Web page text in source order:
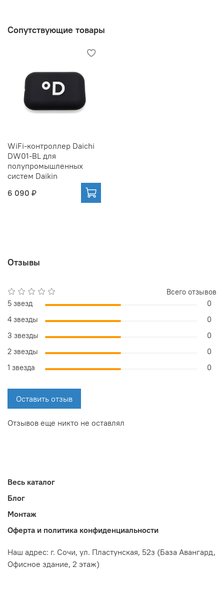
Сопутствующие товары
WiFi-контроллер Daichi
DW01-BL для
полупромышленных
систем Daikin
6 090 ₽
Отзывы
Отзывов еще никто не оставлял
Всего отзывов
5 звезд
0
4 звезды
0
3 звезды
0
2 звезды
0
1 звезда
0
Оставить отзыв
Весь каталог
Блог
Монтаж
Оферта и политика конфиденциальности
Наш адрес: г. Сочи, ул. Пластунская, 52з (База Авангард,
Офисное здание, 2 этаж)